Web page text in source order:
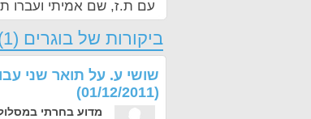
עם ת.ז, שם אמיתי ועברו
ביקורות של בוגרים (1)
שושי ע. על תואר שני
(01/12/2011)
מדוע בחרתי